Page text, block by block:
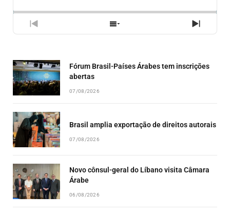
PREVIOUS
EPISODE
SHOW
EPISODES
NEXT
Fórum Brasil-Países Árabes tem inscrições
abertas
07/08/2026
Brasil amplia exportação de direitos autorais
07/08/2026
Novo cônsul-geral do Líbano visita Câmara
Árabe
06/08/2026